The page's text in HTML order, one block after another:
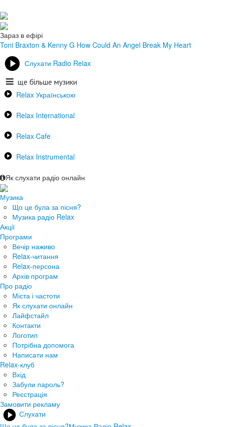
Зараз в ефірі
Toni Braxton & Kenny G How Could An Angel Break My Heart
Слухати Radio Relax
ще більше музики
Relax Українською
Relax International
Relax Cafe
Relax Instrumental
Як слухати радіо онлайн
Музика
Що це була за пісня?
Музика радіо Relax
Акції
Програми
Вечір наживо
Relax-читання
Relax-персона
Архів програм
Про радіо
Міста і частоти
Як слухати онлайн
Лайфстайл
Контакти
Логотип
Потрібна допомога
Написати нам
Relax-клуб
Вхід
Забули пароль?
Реєстрація
Замовити рекламу
Слухати